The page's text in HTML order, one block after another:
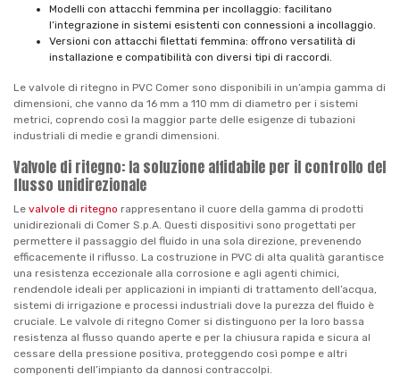
Modelli con attacchi femmina per incollaggio: facilitano
l’integrazione in sistemi esistenti con connessioni a incollaggio.
Versioni con attacchi filettati femmina: offrono versatilità di
installazione e compatibilità con diversi tipi di raccordi.
Le valvole di ritegno in PVC Comer sono disponibili in un’ampia gamma di
dimensioni, che vanno da 16 mm a 110 mm di diametro per i sistemi
metrici, coprendo così la maggior parte delle esigenze di tubazioni
industriali di medie e grandi dimensioni.
Valvole di ritegno: la soluzione affidabile per il controllo del
flusso unidirezionale
Le valvole di ritegno rappresentano il cuore della gamma di prodotti
unidirezionali di Comer S.p.A. Questi dispositivi sono progettati per
permettere il passaggio del fluido in una sola direzione, prevenendo
efficacemente il riflusso. La costruzione in PVC di alta qualità garantisce
una resistenza eccezionale alla corrosione e agli agenti chimici,
rendendole ideali per applicazioni in impianti di trattamento dell’acqua,
sistemi di irrigazione e processi industriali dove la purezza del fluido è
cruciale. Le valvole di ritegno Comer si distinguono per la loro bassa
resistenza al flusso quando aperte e per la chiusura rapida e sicura al
cessare della pressione positiva, proteggendo così pompe e altri
componenti dell’impianto da dannosi contraccolpi.